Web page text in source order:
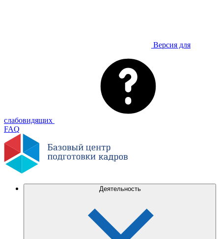
Версия для
слабовидящих
FAQ
Деятельность